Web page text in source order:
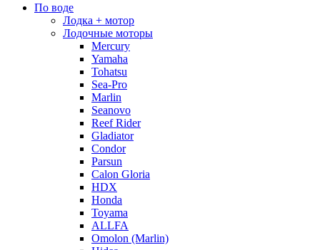
По воде
Лодка + мотор
Лодочные моторы
Mercury
Yamaha
Tohatsu
Sea-Pro
Marlin
Seanovo
Reef Rider
Gladiator
Condor
Parsun
Calon Gloria
HDX
Honda
Toyama
ALLFA
Omolon (Marlin)